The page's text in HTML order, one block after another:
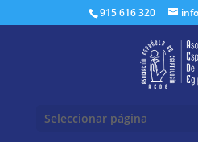
915 616 320
Seleccionar página